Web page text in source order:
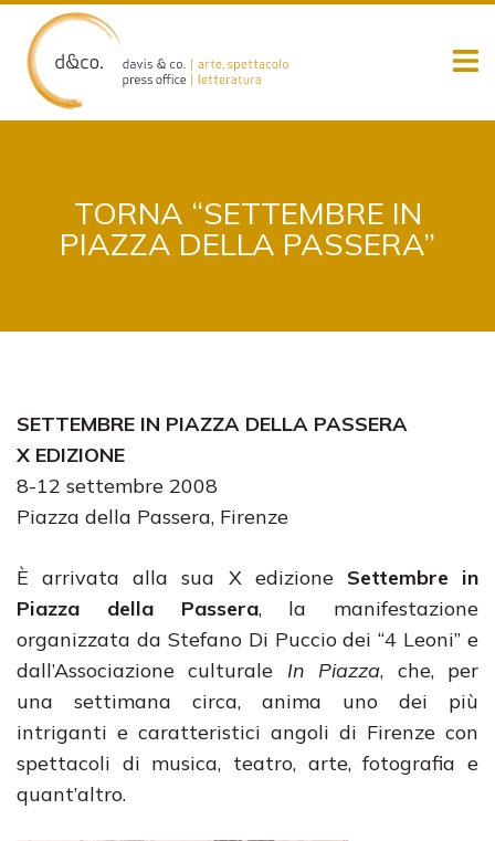
content
TORNA “SETTEMBRE IN
PIAZZA DELLA PASSERA”
SETTEMBRE IN PIAZZA DELLA PASSERA
X EDIZIONE
8-12 settembre 2008
Piazza della Passera, Firenze
È arrivata alla sua X edizione Settembre in
Piazza della Passera, la manifestazione
organizzata da Stefano Di Puccio dei “4 Leoni” e
dall’Associazione culturale In Piazza, che, per
una settimana circa, anima uno dei più
intriganti e caratteristici angoli di Firenze con
spettacoli di musica, teatro, arte, fotografia e
quant’altro.